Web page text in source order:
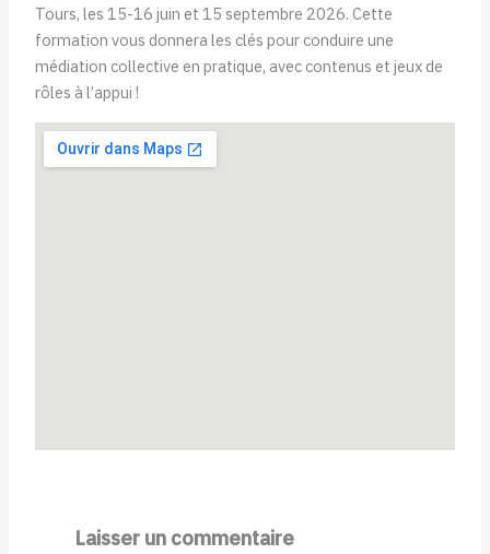
Tours, les 15-16 juin et 15 septembre 2026. Cette
formation vous donnera les clés pour conduire une
médiation collective en pratique, avec contenus et jeux de
rôles à l’appui !
Laisser un commentaire